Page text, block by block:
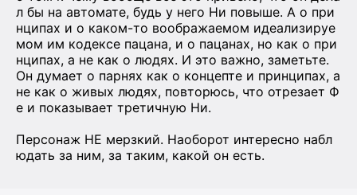
л бы на автомате, будь у него Ни повыше. А о при
нципах и о каком-то воображаемом идеализируе
мом им кодексе пацана, и о пацанах, но как о при
нципах, а не как о людях. И это важно, заметьте.
Он думает о парнях как о концепте и принципах, а
не как о живых людях, повторюсь, что отрезает Ф
е и показывает третичную Ни.
Персонаж НЕ мерзкий. Наоборот интересно набл
юдать за ним, за таким, какой он есть.